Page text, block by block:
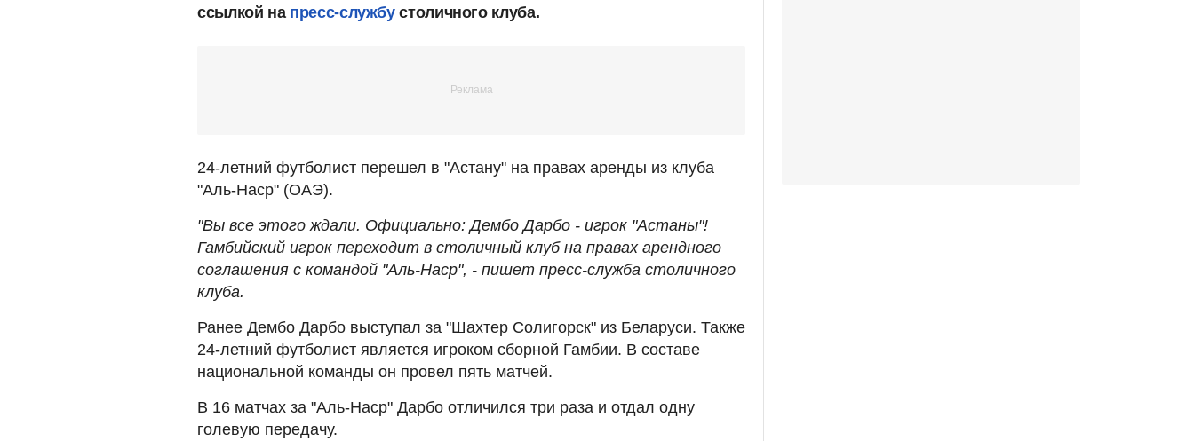
ссылкой на пресс-службустоличного клуба.
24-летний футболист перешел в "Астану" на правах аренды из клуба
"Аль-Наср" (ОАЭ).
"Вы все этого ждали. Официально: Дембо Дарбо - игрок "Астаны"!
Гамбийский игрок переходит в столичный клуб на правах арендного
соглашения с командой "Аль-Наср", - пишет пресс-служба столичного
клуба.
Ранее Дембо Дарбо выступал за "Шахтер Солигорск" из Беларуси. Также
24-летний футболист является игроком сборной Гамбии. В составе
национальной команды он провел пять матчей.
В 16 матчах за "Аль-Наср" Дарбо отличился три раза и отдал одну
голевую передачу.